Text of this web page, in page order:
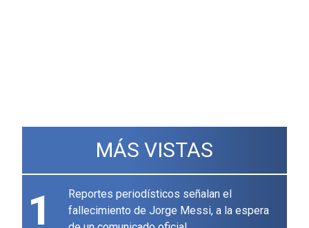
MÁS VISTAS
1
Reportes periodísticos señalan el
fallecimiento de Jorge Messi, a la espera